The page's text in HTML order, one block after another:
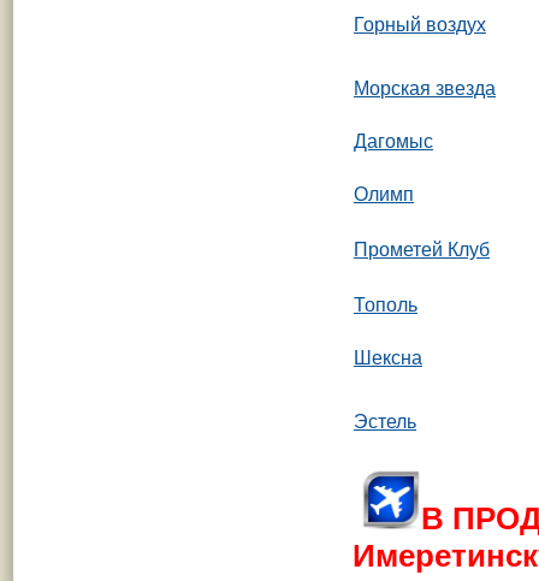
Горный воздух
Морская звезда
Дагомыс
Олимп
Прометей Клуб
Тополь
Шексна
Эстель
В